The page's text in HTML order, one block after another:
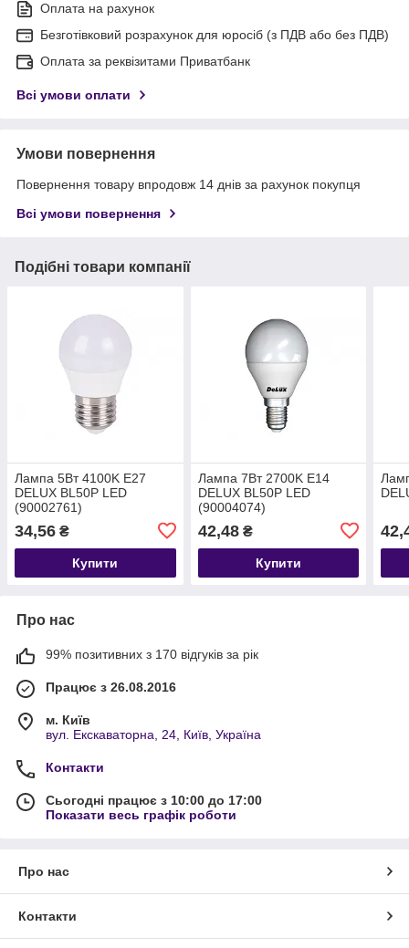
Оплата на рахунок
Безготівковий розрахунок для юросіб (з ПДВ або без ПДВ)
Оплата за реквізитами Приватбанк
Всі умови оплати
Умови повернення
Повернення товару впродовж 14 днів за рахунок покупця
Всі умови повернення
Подібні товари компанії
Лампа 5Вт 4100K E27
DELUX BL50P LED
(90002761)
34,56 ₴
Купити
Лампа 7Вт 2700K E14
DELUX BL50P LED
(90004074)
42,48₴
Купити
Про нас
99% позитивних з 170 відгуків за рік
Працює з 26.08.2016
м. Київ
вул. Екскаваторна, 24, Київ, Україна
Контакти
Сьогодні працює з 10:00 до 17:00
Показати весь графік роботи
Про нас
Контакти